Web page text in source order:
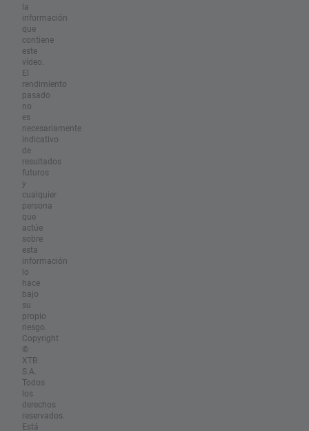
la
información
que
contiene
este
vídeo.
El
rendimiento
pasado
no
es
necesariamente
indicativo
de
resultados
futuros
y
cualquier
persona
que
actúe
sobre
esta
información
lo
hace
bajo
su
propio
riesgo.
Copyright
©
XTB
S.A.
Todos
los
derechos
reservados.
Está